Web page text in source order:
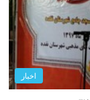
اخبار